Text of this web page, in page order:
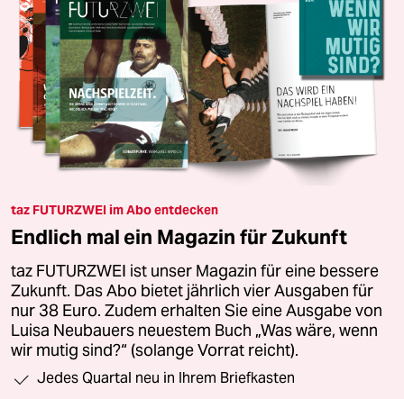
taz FUTURZWEI im Abo entdecken
Endlich mal ein Magazin für Zukunft
taz FUTURZWEI ist unser Magazin für eine bessere
Zukunft. Das Abo bietet jährlich vier Ausgaben für
nur 38 Euro. Zudem erhalten Sie eine Ausgabe von
Luisa Neubauers neuestem Buch „Was wäre, wenn
wir mutig sind?“ (solange Vorrat reicht).
Jedes Quartal neu in Ihrem Briefkasten